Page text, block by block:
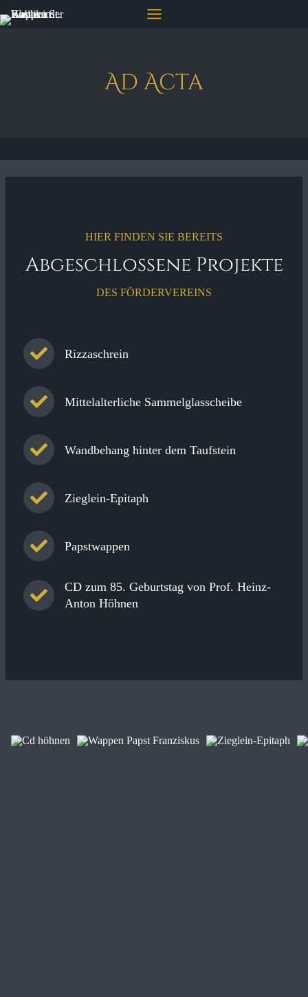
Inhalt
springen
Ad Acta
HIER FINDEN SIE BEREITS
Abgeschlossene Projekte
DES FÖRDERVEREINS
Rizzaschrein
Mittelalterliche Sammelglasscheibe
Wandbehang hinter dem Taufstein
Zieglein-Epitaph
Papstwappen
CD zum 85. Geburtstag von Prof. Heinz-
Anton Höhnen